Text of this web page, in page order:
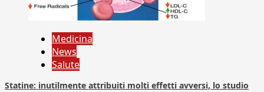
Medicina
News
Salute
Statine: inutilmente attribuiti molti effetti avversi, lo studio